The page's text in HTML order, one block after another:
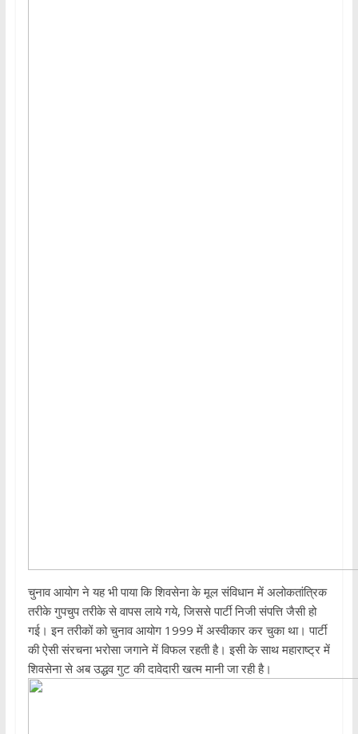
चुनाव आयोग ने यह भी पाया कि शिवसेना के मूल संविधान में अलोकतांत्रिक
तरीके गुपचुप तरीके से वापस लाये गये, जिससे पार्टी निजी संपत्ति जैसी हो
गई। इन तरीकों को चुनाव आयोग 1999 में अस्वीकार कर चुका था। पार्टी
की ऐसी संरचना भरोसा जगाने में विफल रहती है। इसी के साथ महाराष्ट्र में
शिवसेना से अब उद्धव गुट की दावेदारी खत्म मानी जा रही है।